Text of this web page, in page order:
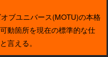
ブユニバース(MOTU)の本格
動箇所を現在の標準的な仕
言える。